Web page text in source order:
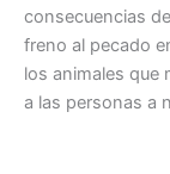
consecuencias
freno al pecado
los animales que
a las personas a